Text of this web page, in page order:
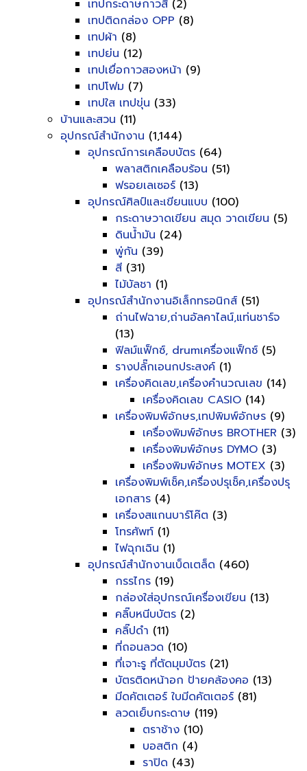
เทปกระดาษกาวสี (2)
เทปติดกล่อง OPP (8)
เทปผ้า (8)
เทปย่น (12)
เทปเยื่อกาวสองหน้า (9)
เทปโฟม (7)
เทปใส เทปขุ่น (33)
บ้านและสวน (11)
อุปกรณ์สำนักงาน (1,144)
อุปกรณ์การเคลือบบัตร (64)
พลาสติกเคลือบร้อน (51)
ฟรอยเลเซอร์ (13)
อุปกรณ์ศิลป์และเขียนแบบ (100)
กระดาษวาดเขียน สมุด วาดเขียน (5)
ดินน้ำมัน (24)
พู่กัน (39)
สี (31)
ไม้บัลชา (1)
อุปกรณ์สำนักงานอิเล็กทรอนิกส์ (51)
ถ่านไฟฉาย,ถ่านอัลคาไลน์,แท่นชาร์จ
(13)
ฟิลม์แฟ็กซ์, drumเครื่องแฟ็กซ์ (5)
รางปลั๊กเอนกประสงค์ (1)
เครื่องคิดเลข,เครื่องคำนวณเลข (14)
เครื่องคิดเลข CASIO (14)
เครื่องพิมพ์อักษร,เทปพิมพ์อักษร (9)
เครื่องพิมพ์อักษร BROTHER (3)
เครื่องพิมพ์อักษร DYMO (3)
เครื่องพิมพ์อักษร MOTEX (3)
เครื่องพิมพ์เช็ค,เครื่องปรุเช็ค,เครื่องปรุ
เอกสาร (4)
เครื่องสแกนบาร์โค๊ต (3)
โทรศัพท์ (1)
ไฟฉุกเฉิน (1)
อุปกรณ์สำนักงานเบ็ดเตล็ด (460)
กรรไกร (19)
กล่องใส่อุปกรณ์เครื่องเขียน (13)
คลิ๊บหนีบบัตร (2)
คลิ๊ปดำ (11)
ที่ถอนลวด (10)
ที่เจาะรู ที่ตัดมุมบัตร (21)
บัตรติดหน้าอก ป้ายคล้องคอ (13)
มีดคัตเตอร์ ใบมีดคัตเตอร์ (81)
ลวดเย็บกระดาษ (119)
ตราช้าง (10)
บอสติก (4)
ราปิด (43)